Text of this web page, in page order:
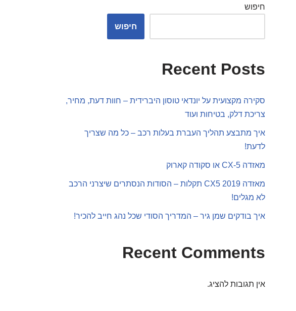
חיפוש
חיפוש
Recent Posts
סקירה מקצועית על יונדאי טוסון היברידית – חוות דעת, מחיר,
צריכת דלק, בטיחות ועוד
איך מתבצע תהליך העברת בעלות רכב – כל מה שצריך
לדעת!
מאזדה CX-5 או סקודה קארוק
מאזדה CX5 2019 תקלות – הסודות הנסתרים שיצרני הרכב
לא מגלים!
איך בודקים שמן גיר – המדריך הסודי שכל נהג חייב להכיר!
Recent Comments
אין תגובות להציג.